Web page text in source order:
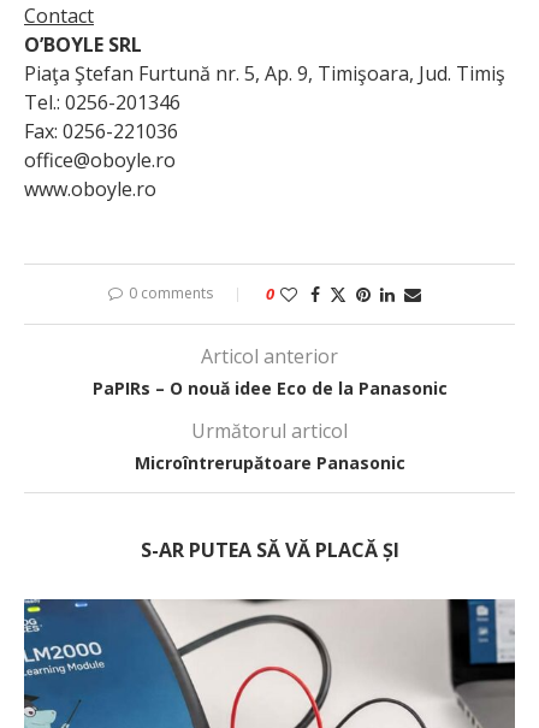
Contact
O’BOYLE SRL
Piaţa Ştefan Furtună nr. 5, Ap. 9, Timişoara, Jud. Timiş
Tel.: 0256-201346
Fax: 0256-221036
office@oboyle.ro
www.oboyle.ro
0 comments 0
Articol anterior
PaPIRs – O nouă idee Eco de la Panasonic
Următorul articol
Microîntrerupătoare Panasonic
S-AR PUTEA SĂ VĂ PLACĂ ȘI